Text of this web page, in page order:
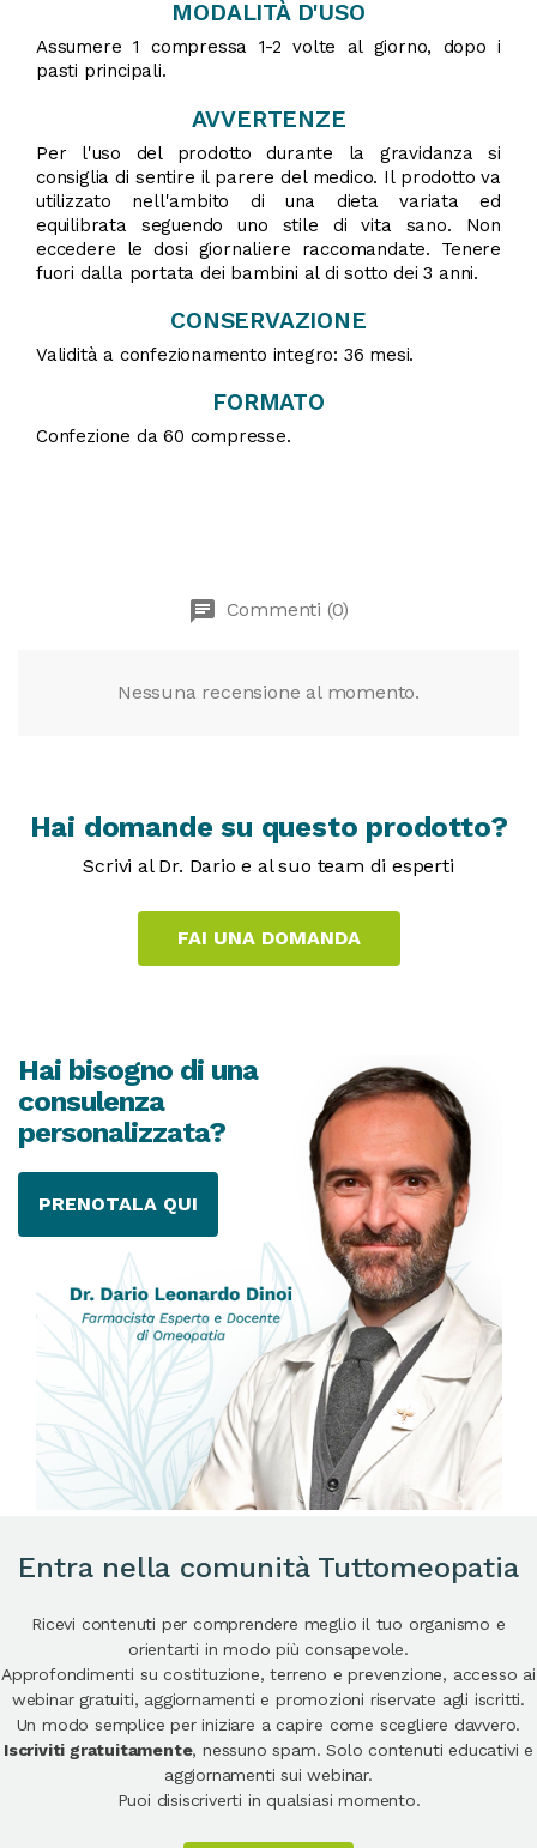
MODALITÀ D'USO
Assumere 1 compressa 1-2 volte al giorno, dopo i
pasti principali.
AVVERTENZE
Per l'uso del prodotto durante la gravidanza si
consiglia di sentire il parere del medico. Il prodotto va
utilizzato nell'ambito di una dieta variata ed
equilibrata seguendo uno stile di vita sano. Non
eccedere le dosi giornaliere raccomandate. Tenere
fuori dalla portata dei bambini al di sotto dei 3 anni.
CONSERVAZIONE
Validità a confezionamento integro: 36 mesi.
FORMATO
Confezione da 60 compresse.
chat Commenti (0)
Nessuna recensione al momento.
Hai domande su questo prodotto?
Scrivi al Dr. Dario e al suo team di esperti
Hai bisogno di una
consulenza
personalizzata?
PRENOTALA QUI
Entra nella comunità Tuttomeopatia
Ricevi contenuti per comprendere meglio il tuo organismo e
orientarti in modo più consapevole.
Approfondimenti su costituzione, terreno e prevenzione, accesso ai
webinar gratuiti, aggiornamenti e promozioni riservate agli iscritti.
Un modo semplice per iniziare a capire come scegliere davvero.
Iscriviti gratuitamente, nessuno spam. Solo contenuti educativi e
aggiornamenti sui webinar.
Puoi disiscriverti in qualsiasi momento.